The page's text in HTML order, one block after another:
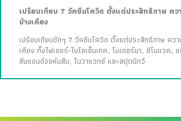
เปรียบเทียบ 7 วัคซีนโควิด ตั้งแต่ประสิทธิภาพ ค
ข้างเคียง
เปรียบเทียบชัดๆ 7 วัคซีนโควิด ตั้งแต่ประสิทธิภาพ คว
เคียง ทั้งไฟเซอร์-ไบโอเอ็นเทค, โมเดอร์นา, ซิโนแวค,
สันแอนด์จอห์นสัน, โนวาแวกซ์ และสปุตนิกวี